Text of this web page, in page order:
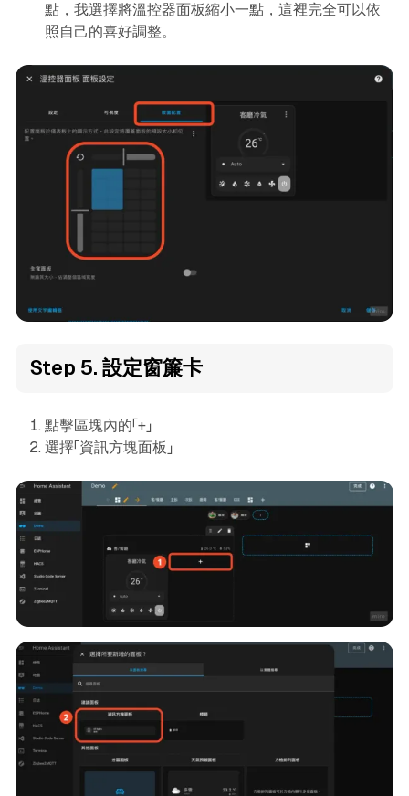
點，我選擇將溫控器面板縮小一點，這裡完全可以依
照自己的喜好調整。
Step 5. 設定窗簾卡
點擊區塊內的「+」
選擇「資訊方塊面板」